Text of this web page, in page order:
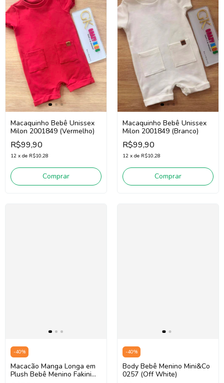
Macaquinho Bebê Unissex
Milon 2001849 (Vermelho)
R$99,90
12 x de R$10,28
Comprar
Macaquinho Bebê Unissex
Milon 2001849 (Branco)
R$99,90
12 x de R$10,28
Comprar
-40%
Macacão Manga Longa em
Plush Bebê Menino Fakini
-40%
Body Bebê Menino Mini&Co
0257 (Off White)